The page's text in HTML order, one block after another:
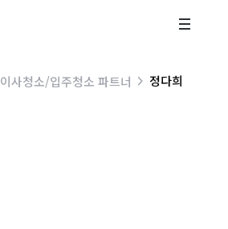
이사청소/입주청소 파트너 정다희